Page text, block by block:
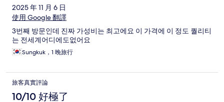
2025 年 11 月 6 日
使用 Google 翻譯
3번째 방문인데 진짜 가성비는 최고에요 이 가격에 이 정도 퀄리티
는 전세계어디에도없어요
Sungkuk，1 晚旅行
旅客真實評論
10/10 好極了